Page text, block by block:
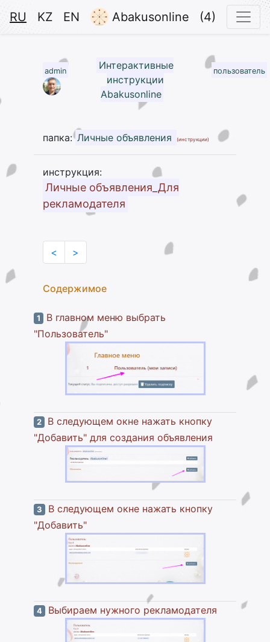
RU KZ EN Abakusonline (4)
admin
Интерактивные
инструкции
Abakusonline
пользователь
папка:Личные объявления (инструкции)
инструкция:
Личные объявления_Для
рекламодателя
< >
Содержимое
1
В главном меню выбрать
"Пользователь"
2
В следующем окне нажать кнопку
"Добавить" для создания объявления
3
В следующем окне нажать кнопку
"Добавить"
4 Выбираем нужного рекламодателя